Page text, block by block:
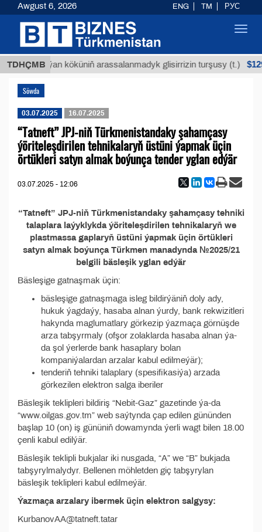
TDHÇMBBuýan köküniň arassalanmadyk glisirrizin turşusy (t.)
Söwda
03.07.2025 16.07.2025
“Tatneft” JPJ-niň Türkmenistandaky şahamçasy
ýöriteleşdirilen tehnikalaryň üstüni ýapmak üçin
örtükleri satyn almak boýunça tender yglan edýär
03.07.2025 - 12:06
“Tatneft” JPJ-niň Türkmenistandaky şahamçasy tehniki
talaplara laýyklykda ýöriteleşdirilen tehnikalaryň we
plastmassa gaplaryň üstüni ýapmak üçin örtükleri
satyn almak boýunça Türkmen manadynda №2025/21
belgili bäsleşik yglan edýär
Bäsleşige gatnaşmak üçin:
bäsleşige gatnaşmaga isleg bildirýäniň doly ady,
hukuk ýagdaýy, hasaba alnan ýurdy, bank rekwizitleri
hakynda maglumatlary görkezip ýazmaça görnüşde
arza tabşyrmaly (ofşor zolaklarda hasaba alnan ýa-
da şol ýerlerde bank hasaplary bolan
kompaniýalardan arzalar kabul edilmeýär);
tenderiň tehniki talaplary (spesifikasiýa) arzada
görkezilen elektron salga iberiler
Bäsleşik teklipleri bildiriş “Nebit-Gaz” gazetinde ýa-da
“www.oilgas.gov.tm” web saýtynda çap edilen gününden
başlap 10 (on) iş gününiň dowamynda ýerli wagt bilen 18.00
çenli kabul edilýär.
Bäsleşik teklipli bukjalar iki nusgada, “A” we “B” bukjada
tabşyrylmalydyr. Bellenen möhletden giç tabşyrylan
bäsleşik teklipleri kabul edilmeýär.
Ýazmaça arzalary ibermek üçin elektron salgysy:
KurbanovAA@tatneft.tatar
Awgust 6, 2026 ENG TM РУС